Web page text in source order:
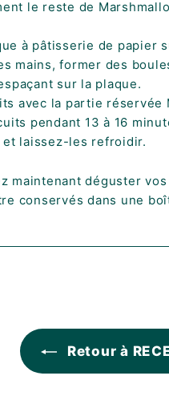
le reste de
à pâtisserie de papier
mains, former des
sur la plaque.
avec la partie réservée
pendant 13 à 16
laissez-les refroidir.
maintenant déguster
conservés dans une
Retour à